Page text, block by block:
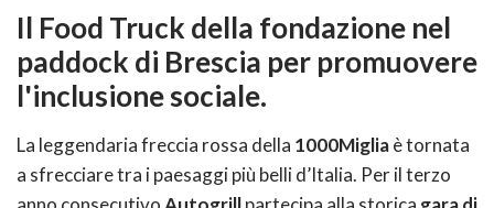
Il Food Truck della fondazione nel
paddock di Brescia per promuovere
l'inclusione sociale.
La leggendaria freccia rossa della 1000Migliaè tornata
a sfrecciare tra i paesaggi più belli d’Italia. Per il terzo